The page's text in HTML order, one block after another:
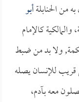
من الحنابلةأبو
كالإمام
ولا بد من ضبط
للإنسان يصله
معه بـآدم،